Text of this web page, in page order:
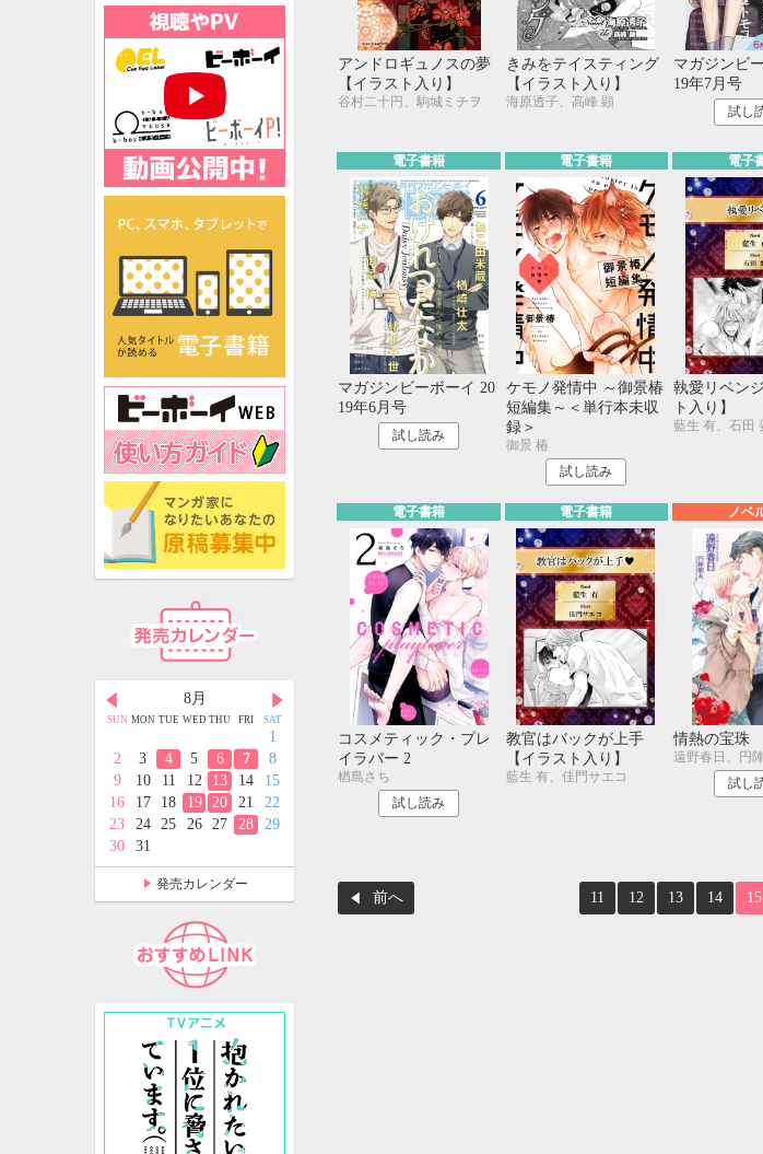
アンドロギュノスの夢
【イラスト入り】
谷村二十円、駒城ミチヲ
きみをテイスティング
【イラスト入り】
海原透子、高峰 顕
マガジンビ
19年7月号
試し
電子書籍
マガジンビーボーイ 20
19年6月号
試し読み
電子書籍
ケモノ発情中 ～御景椿
短編集～＜単行本未収
録＞
御景 椿
試し読み
電子
執愛リベン
ト入り】
藍生 有、石田
電子書籍
コスメティック・プレ
イラバー 2
楢島さち
試し読み
電子書籍
教官はバックが上手
【イラスト入り】
藍生 有、佳門サエコ
ノベ
情熱の宝珠
遠野春日、円
試し
前へ 11 12 13 14 15
特設ページ
8月
SUN MON TUE WED THU FRI SAT
1
2
3 4 5 6 7
8
9
10 11 12 13 14
15
16
17 18 19 20 21
22
23
24 25 26 27 28
29
30
31
9月
MON TUE WED THU FRI SAT
1 2 3 4
5
7 8 9
14 15 16
23 24 25
10月
SUN MON TUE WED THU FRI
1 2
3
4
5 6 7 8
10
11
12 13 14 15
発売カレンダー